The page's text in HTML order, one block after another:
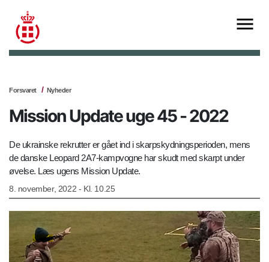
Forsvaret Nyheder
Mission Update uge 45 - 2022
De ukrainske rekrutter er gået ind i skarpskydningsperioden, mens
de danske Leopard 2A7-kampvogne har skudt med skarpt under
øvelse. Læs ugens Mission Update.
8. november, 2022 - Kl. 10.25